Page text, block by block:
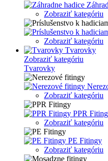
Zobraziť kategóriu
Zobraziť kategóriu
Tvarovky
Zobraziť kategóriu
Tvarovky
Zobraziť kategóriu
PPR
Zobraziť kategóriu
PE Fitingy
Zobraziť kategóriu